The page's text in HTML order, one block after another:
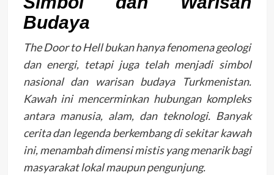
Budaya
The Door to Hell bukan hanya fenomena geologi
dan energi, tetapi juga telah menjadi simbol
nasional dan warisan budaya Turkmenistan.
Kawah ini mencerminkan hubungan kompleks
antara manusia, alam, dan teknologi. Banyak
cerita dan legenda berkembang di sekitar kawah
ini, menambah dimensi mistis yang menarik bagi
masyarakat lokal maupun pengunjung.